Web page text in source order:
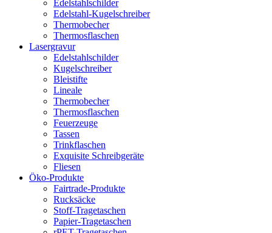
Edelstahlschilder
Edelstahl-Kugelschreiber
Thermobecher
Thermosflaschen
Lasergravur
Edelstahlschilder
Kugelschreiber
Bleistifte
Lineale
Thermobecher
Thermosflaschen
Feuerzeuge
Tassen
Trinkflaschen
Exquisite Schreibgeräte
Fliesen
Öko-Produkte
Fairtrade-Produkte
Rucksäcke
Stoff-Tragetaschen
Papier-Tragetaschen